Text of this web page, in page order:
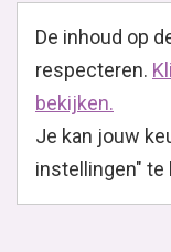
De inhoud op
respecteren.
bekijken.
Je kan jouw
instellingen" te